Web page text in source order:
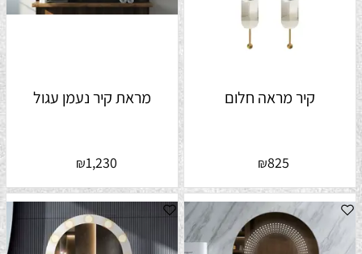
קיר מראה חלום
₪825
מראת קיר נעמן עגול
₪1,230